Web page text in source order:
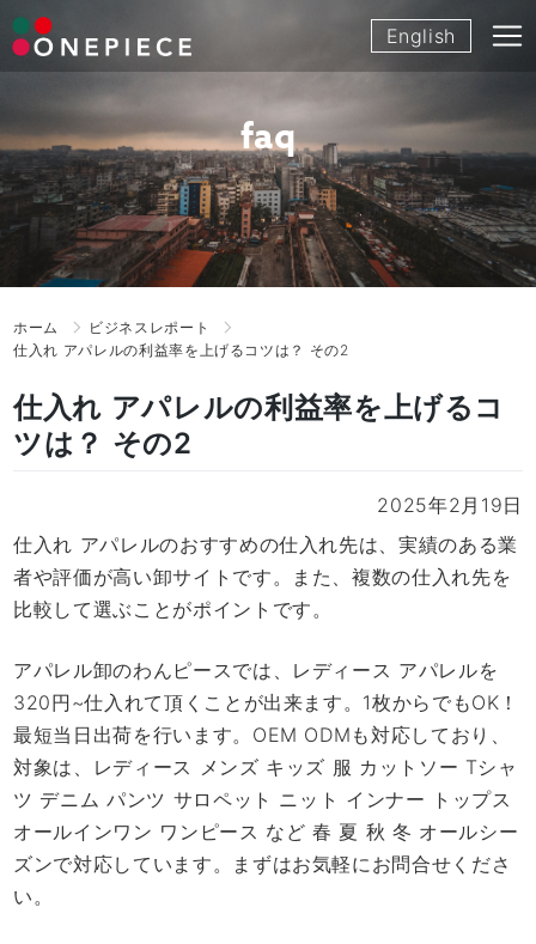
Skip
to
English
faq
ホーム
ビジネスレポート
仕入れ アパレルの利益率を上げるコツは？ その2
仕入れ アパレルの利益率を上げるコ
ツは？ その2
2025年2月19日
仕入れ アパレルのおすすめの仕入れ先は、実績のある業
者や評価が高い卸サイトです。また、複数の仕入れ先を
比較して選ぶことがポイントです。
アパレル卸のわんピースでは、レディース アパレルを
320円~仕入れて頂くことが出来ます。1枚からでもOK！
最短当日出荷を行います。OEM ODMも対応しており、
対象は、レディース メンズ キッズ 服 カットソー Tシャ
ツ デニム パンツ サロペット ニット インナー トップス
オールインワン ワンピース など 春 夏 秋 冬 オールシー
ズンで対応しています。まずはお気軽にお問合せくださ
い。